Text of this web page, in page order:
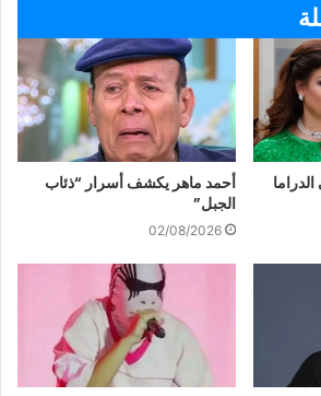
أحمد ماهر يكشف أسرار “ذئاب
الجبل”
02/08/2026